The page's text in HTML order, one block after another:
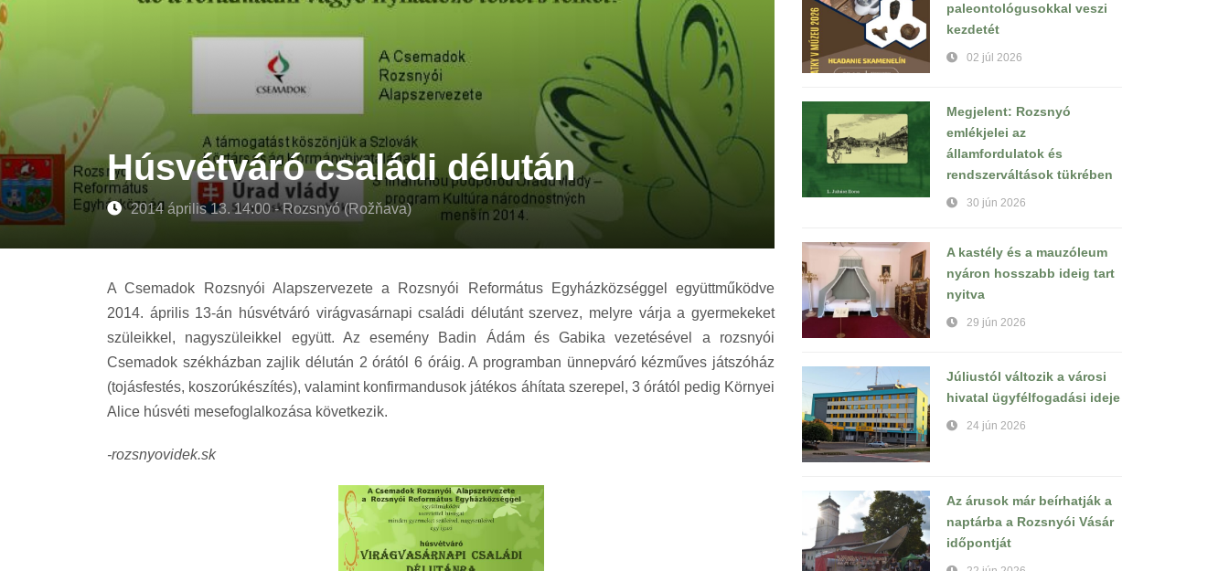
Húsvétváró családi délután
2014 április 13. 14:00 - Rozsnyó (Rožňava)
A Csemadok Rozsnyói Alapszervezete a Rozsnyói Református Egyházközséggel együttműködve
2014. április 13-án húsvétváró virágvasárnapi családi délutánt szervez, melyre várja a gyermekeket
szüleikkel, nagyszüleikkel együtt. Az esemény Badin Ádám és Gabika vezetésével a rozsnyói
Csemadok székházban zajlik délután 2 órától 6 óráig. A programban ünnepváró kézműves játszóház
(tojásfestés, koszorúkészítés), valamint konfirmandusok játékos áhítata szerepel, 3 órától pedig Környei
Alice húsvéti mesefoglalkozása következik.
-rozsnyovidek.sk
paleontológusokkal veszi
kezdetét
02 júl 2026
Megjelent: Rozsnyó
emlékjelei az
államfordulatok és
rendszerváltások tükrében
30 jún 2026
A kastély és a mauzóleum
nyáron hosszabb ideig tart
nyitva
29 jún 2026
Júliustól változik a városi
hivatal ügyfélfogadási ideje
24 jún 2026
Az árusok már beírhatják a
naptárba a Rozsnyói Vásár
időpontját